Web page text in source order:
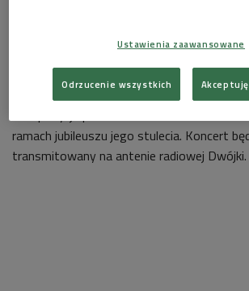
Mikela Urquizy oraz "Photonic
Borboudakisa. Centralnym punktem
prawykonanie utworu "Vintage" Nikolet
ramach jubileuszu jego stulecia. Koncert
transmitowany na antenie radiowej Dwójki.
Ustawienia zaawansowane
Odrzucenie wszystkich